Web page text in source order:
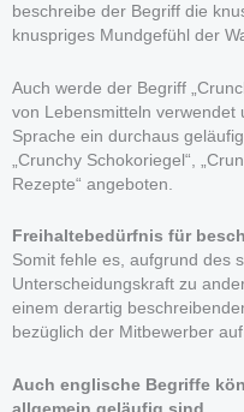
beschreibe der Begriff die
knuspriges Mundgefühl der
Auch werde der Begriff
von Lebensmitteln verwendet
Sprache ein durchaus
„Crunchy Schokoriegel“,
Rezepte“ angeboten.
Freihaltebedürfnis für
Somit fehle es, aufgrund des
Unterscheidungskraft zu
einem derartig
bezüglich der Mitbewerber
Auch englische Begriffe